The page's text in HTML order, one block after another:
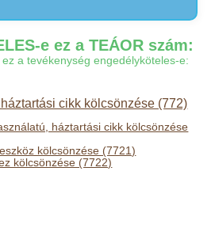
e ez a TEÁOR szám:
a tevékenység engedélyköteles-e:
cikk kölcsönzése (772)
háztartási cikk kölcsönzése
kölcsönzése (7721)
kölcsönzése (7722)